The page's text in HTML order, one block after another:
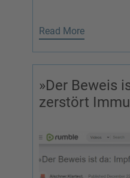
Read More
»Der Beweis
zerstört